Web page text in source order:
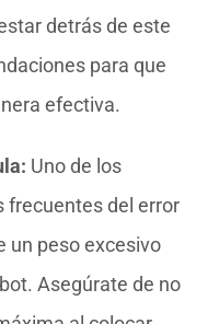
detrás de este
para que
efectiva.
Uno de los
frecuentes del error
un peso excesivo
Asegúrate de no